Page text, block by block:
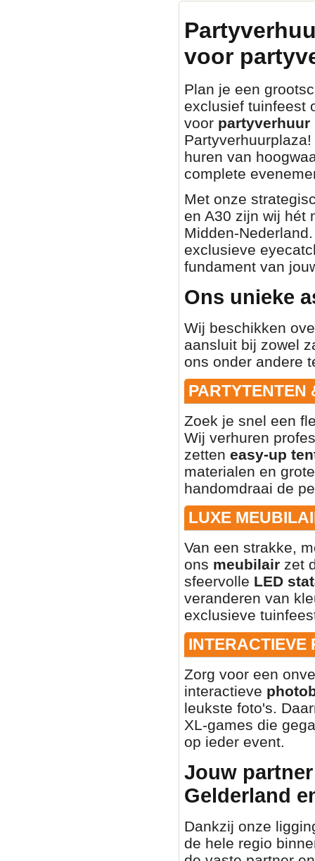
voor
Plan je een
exclusief tuinfeest
voor partyverhuur
huren van
complete
Met onze
en A30 zijn wij hét
Midden-
exclusieve
fundament van
Ons unieke
Wij beschikken
aansluit bij zowel
ons onder andere
PARTYTENTEN
Zoek je snel een
Wij verhuren
zetten easy-up
materialen en
handomdraai de
LUXE
Van een strakke,
ons meubilair zet
sfeervolle LED
veranderen van
exclusieve
INTERACTIEVE
Zorg voor een
interactieve
leukste foto's.
XL-games die
op ieder event.
Jouw
Gelderland
Dankzij onze
de hele regio